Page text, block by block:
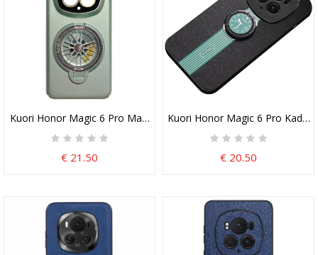
Kuori Honor Magic 6 Pro Magneettinen Tuella Suojakuori
€ 21.50
Kuori Honor Magic 6 Pro
€ 20.50